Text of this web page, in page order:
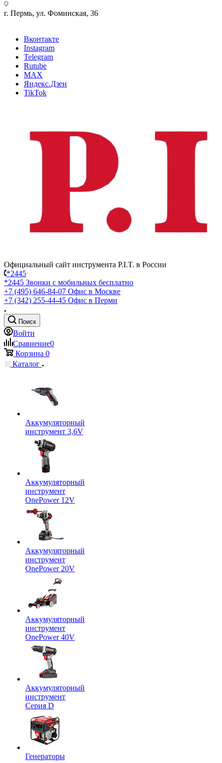
г. Пермь, ул. Фоминская, 36
Вконтакте
Instagram
Telegram
Rutube
MAX
Яндекс.Дзен
TikTok
Официальный сайт инструмента P.I.T. в России
*2445
*2445 Звонки с мобильных бесплатно
+7 (495) 646-84-07 Офис в Москве
+7 (342) 255-44-45 Офис в Перми
Поиск
Войти
Сравнение0
Корзина 0
Каталог
Аккумуляторный
инструмент 3,6V
Аккумуляторный
инструмент
OnePower 12V
Аккумуляторный
инструмент
OnePower 20V
Аккумуляторный
инструмент
OnePower 40V
Аккумуляторный
инструмент
Серия D
Генераторы